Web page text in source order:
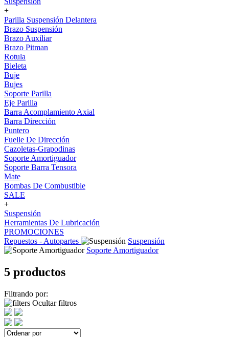
+
Parilla Suspensión Delantera
Brazo Suspensión
Brazo Auxiliar
Brazo Pitman
Rotula
Bieleta
Buje
Bujes
Soporte Parilla
Eje Parilla
Barra Acomplamiento Axial
Barra Dirección
Puntero
Fuelle De Dirección
Cazoletas-Grapodinas
Soporte Amortiguador
Soporte Barra Tensora
Mate
Bombas De Combustible
SALE
+
Suspensión
Herramientas De Lubricación
PROMOCIONES
Repuestos - Autopartes
Suspensión
Soporte Amortiguador
5 productos
Filtrando por:
Ocultar filtros